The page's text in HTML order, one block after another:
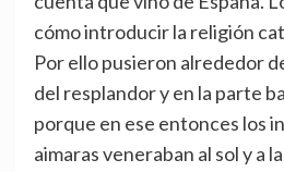
cómo introducir la religión
Por ello pusieron alrededor
del resplandor y en la parte
porque en ese entonces los
aimaras veneraban al sol y a